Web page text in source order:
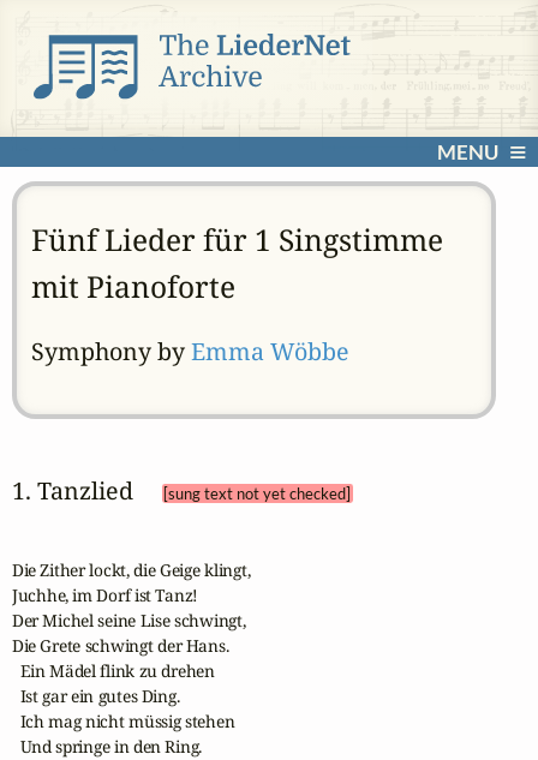
MENU
Fünf Lieder für 1 Singstimme
mit Pianoforte
Symphony byEmma Wöbbe
1. Tanzlied [sung text not yet checked]
Die Zither lockt, die Geige klingt,
Juchhe, im Dorf ist Tanz!
Der Michel seine Lise schwingt,
Die Grete schwingt der Hans.
  Ein Mädel flink zu drehen
  Ist gar ein gutes Ding.
  Ich mag nicht müssig stehen
  Und springe in den Ring.